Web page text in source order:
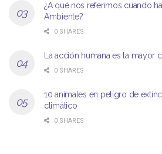
¿A qué nos referimos cuando
Ambiente?
0 SHARES
La acción humana es la mayor
0 SHARES
10 animales en peligro de
climático
0 SHARES